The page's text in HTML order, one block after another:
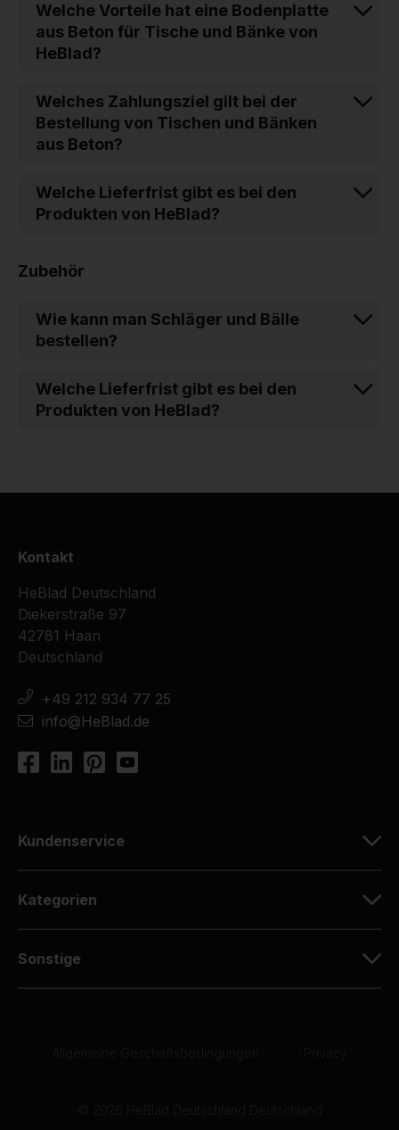
Welche Vorteile hat eine Bodenplatte
aus Beton für Tische und Bänke von
HeBlad?
Welches Zahlungsziel gilt bei der
Bestellung von Tischen und Bänken
aus Beton?
Welche Lieferfrist gibt es bei den
Produkten von HeBlad?
Zubehör
Wie kann man Schläger und Bälle
bestellen?
Welche Lieferfrist gibt es bei den
Produkten von HeBlad?
Kontakt
HeBlad Deutschland
Diekerstraße 97
42781 Haan
Deutschland
+49 212 934 77 25
info@HeBlad.de
Kundenservice
Kategorien
Sonstige